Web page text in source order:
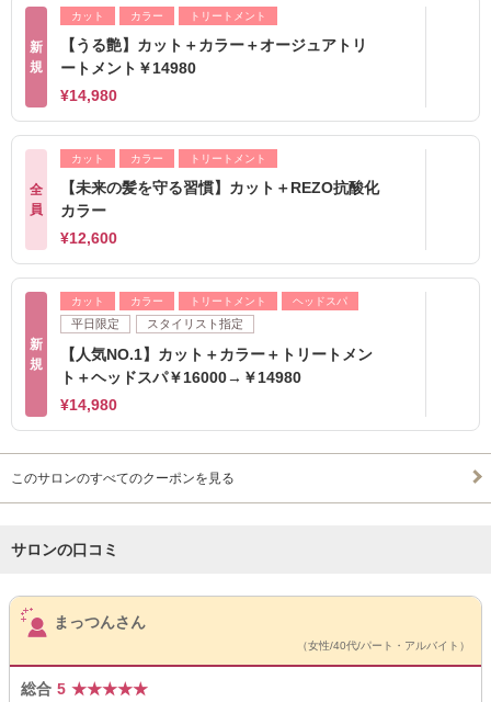
新
規
カット カラー トリートメント
【うる艶】カット＋カラー＋オージュアトリ
ートメント￥14980
¥14,980
全
員
カット カラー トリートメント
【未来の髪を守る習慣】カット＋REZO抗酸化
カラー
¥12,600
新
規
カット カラー トリートメント ヘッドスパ
平日限定 スタイリスト指定
【人気NO.1】カット＋カラー＋トリートメン
ト＋ヘッドスパ￥16000→￥14980
¥14,980
このサロンのすべてのクーポンを見る
サロンの口コミ
サロンPick Up
まっつんさん
（女性/40代/パート・アルバイト）
総合 5 ★★★★★